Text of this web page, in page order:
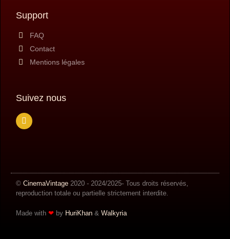
Support
FAQ
Contact
Mentions légales
Suivez nous
© CinemaVintage 2020 - 2024/2025- Tous droits réservés,
reproduction totale ou partielle strictement interdite.
Made with ❤ by HuriKhan ​​ & Walkyria